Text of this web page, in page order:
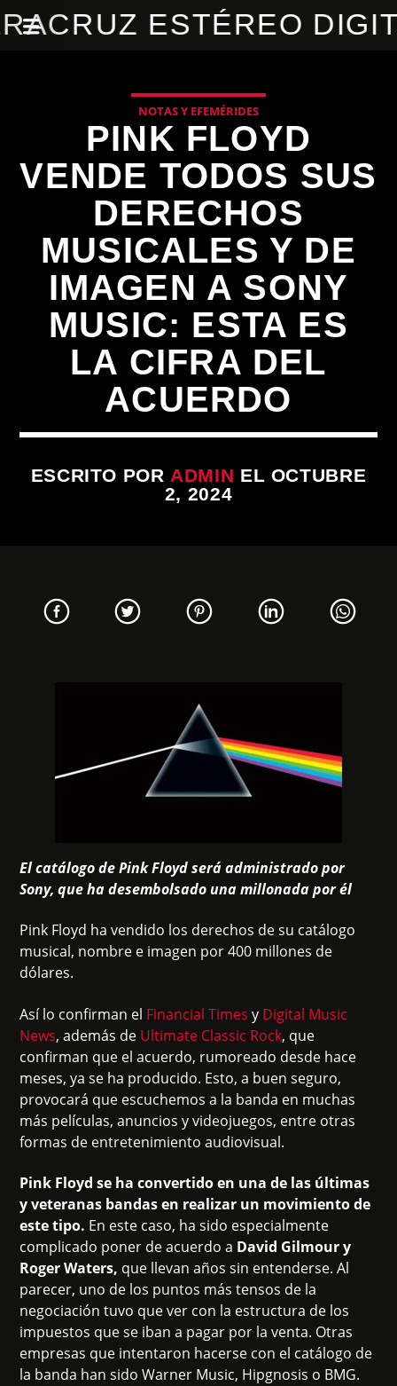
ESTÉREO
NOTAS Y EFEMÉRIDES
PINK FLOYD
VENDE TODOS SUS
DERECHOS
MUSICALES Y DE
IMAGEN A SONY
MUSIC: ESTA ES
LA CIFRA DEL
ACUERDO
ESCRITO POR ADMIN EL OCTUBRE
2, 2024
El catálogo de Pink Floyd será administrado por
Sony, que ha desembolsado una millonada por él
Pink Floyd ha vendido los derechos de su catálogo
musical, nombre e imagen por 400 millones de
dólares.
Así lo confirman el Financial Times y Digital Music
News, además de Ultimate Classic Rock, que
confirman que el acuerdo, rumoreado desde hace
meses, ya se ha producido. Esto, a buen seguro,
provocará que escuchemos a la banda en muchas
más películas, anuncios y videojuegos, entre otras
formas de entretenimiento audiovisual.
Pink Floyd se ha convertido en una de las últimas
y veteranas bandas en realizar un movimiento de
este tipo. En este caso, ha sido especialmente
complicado poner de acuerdo a David Gilmour y
Roger Waters, que llevan años sin entenderse. Al
parecer, uno de los puntos más tensos de la
negociación tuvo que ver con la estructura de los
impuestos que se iban a pagar por la venta. Otras
empresas que intentaron hacerse con el catálogo de
la banda han sido Warner Music, Hipgnosis o BMG.